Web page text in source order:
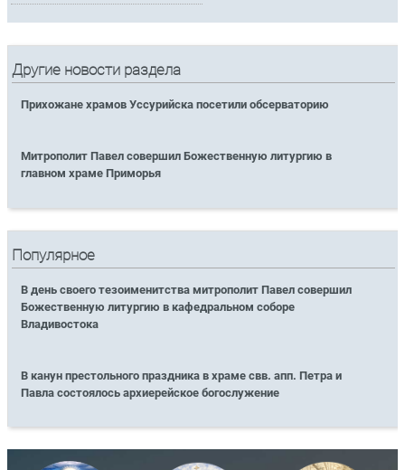
Другие новости раздела
Прихожане храмов Уссурийска посетили обсерваторию
Митрополит Павел совершил Божественную литургию в
главном храме Приморья
Популярное
В день своего тезоименитства митрополит Павел совершил
Божественную литургию в кафедральном соборе
Владивостока
В канун престольного праздника в храме свв. апп. Петра и
Павла состоялось архиерейское богослужение